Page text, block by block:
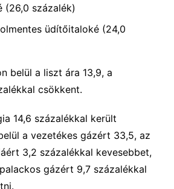
(26,0 százalék)
üdítőitaloké (24,0
belül a liszt ára 13,9, a
csökkent.
14,6 százalékkal került
a vezetékes gázért 33,5, az
3,2 százalékkal kevesebbet,
gázért 9,7 százalékkal